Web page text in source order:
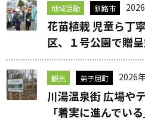
地域活動 釧路市
花苗植栽 児童ら丁
区、１号公園で贈呈
観光 弟子屈町 2026
川湯温泉街 広場や
「着実に進んでい